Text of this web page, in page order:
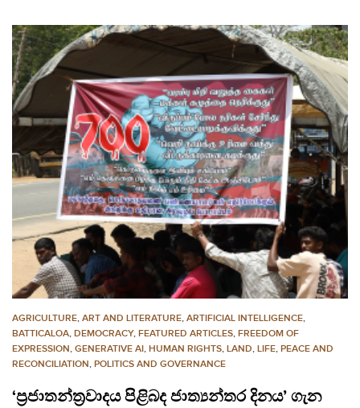
AGRICULTURE, ART AND LITERATURE, ARTIFICIAL INTELLIGENCE,
BATTICALOA, DEMOCRACY, FEATURED ARTICLES, FREEDOM OF
EXPRESSION, GENERATIVE AI, HUMAN RIGHTS, LAND, LIFE, PEACE AND
RECONCILIATION, POLITICS AND GOVERNANCE
‘ප්‍රජාතන්ත්‍රවාදය පිළිබද ජාත්‍යන්තර දිනය’ ගැන